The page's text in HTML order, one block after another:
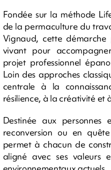
Fondée sur la méthode
de la permaculture du
Vignaud, cette démarche
vivant pour
projet professionnel
Loin des approches
centrale à la
résilience, à la créativité et
Destinée aux personnes
reconversion ou en
permet à chacun de
aligné avec ses valeurs